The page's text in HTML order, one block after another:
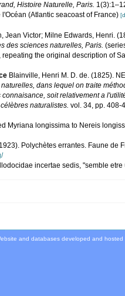
Histoire Naturelle, Paris.
(Atlantic seacoast of France)
Jean Victor; Milne Edwards, Henri.
des sciences naturelles, Paris.
repeating the original description of
Blainville, Henri M. D. de. (1825).
dans lequel on traite
soit relativement a
naturalistes. vol. 34, pp. 408-
Myriana longissima to Nereis
Polychètes errantes. Faune de
incertae sedis, "semble
and databases developed and